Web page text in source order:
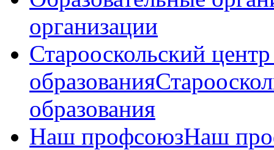
организации
Старооскольский
образования
образования
Наш профсоюзНаш